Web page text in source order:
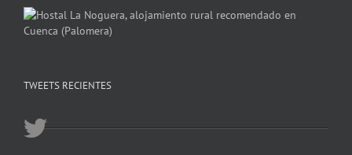
TWEETS RECIENTES